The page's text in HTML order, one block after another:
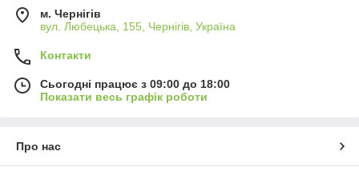
м. Чернігів
вул. Любецька, 155, Чернігів, Україна
Контакти
Сьогодні працює з 09:00 до 18:00
Показати весь графік роботи
Про нас